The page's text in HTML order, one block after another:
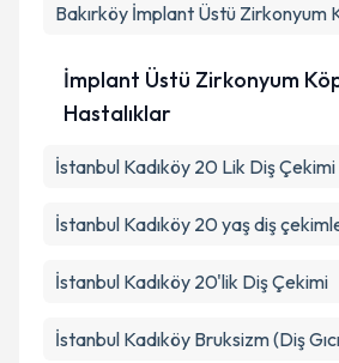
Bakırköy İmplant Üstü Zirkonyum
İmplant Üstü Zirkonyum
Hastalıklar
İstanbul Kadıköy 20 Lik Diş Çekimi
İstanbul Kadıköy 20 yaş diş
İstanbul Kadıköy 20'lik Diş Çekimi
İstanbul Kadıköy Bruksizm (Diş